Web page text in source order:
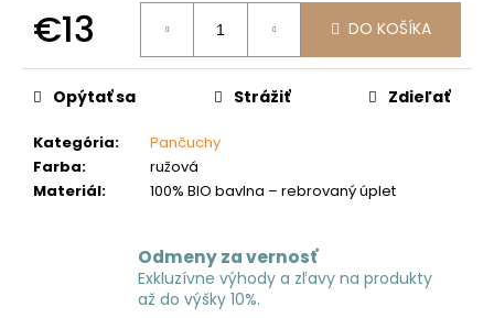
€13
cena:
DO KOŠÍKA
Kategória:
Pančuchy
Farba:
ružová
Materiál: 100% BIO bavlna – rebrovaný úplet
Opýtať sa Strážiť Zdieľať
Odmeny za vernosť
Exkluzívne výhody a zľavy na produkty
až do výšky 10%.
a
e